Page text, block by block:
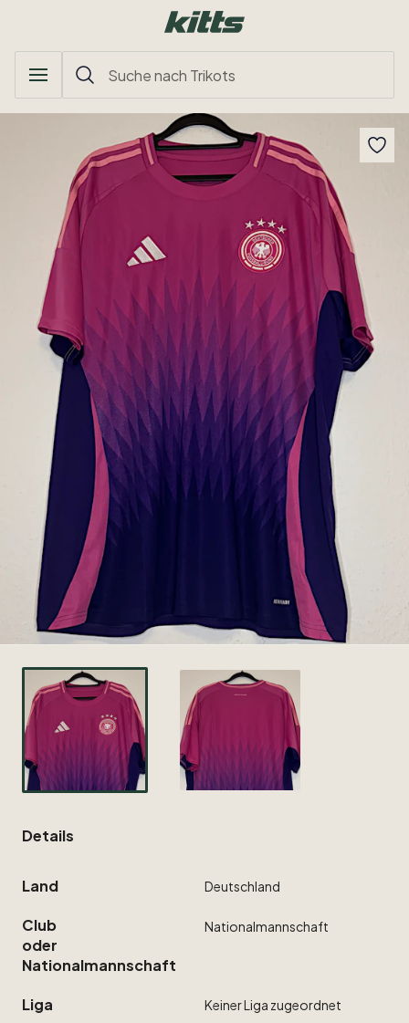
Details
Land Deutschland
Club
oder
Nationalmannschaft
Nationalmannschaft
Liga KeinerLiga zugeordnet